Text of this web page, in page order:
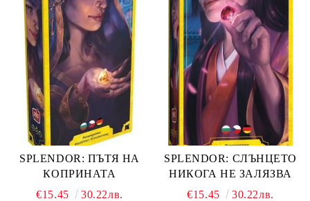
SPLENDOR: ПЪТЯ НА
КОПРИНАТА
€15.45
30.22лв.
SPLENDOR: СЛЪНЦЕТО
НИКОГА НЕ ЗАЛЯЗВА
€15.45
30.22лв.